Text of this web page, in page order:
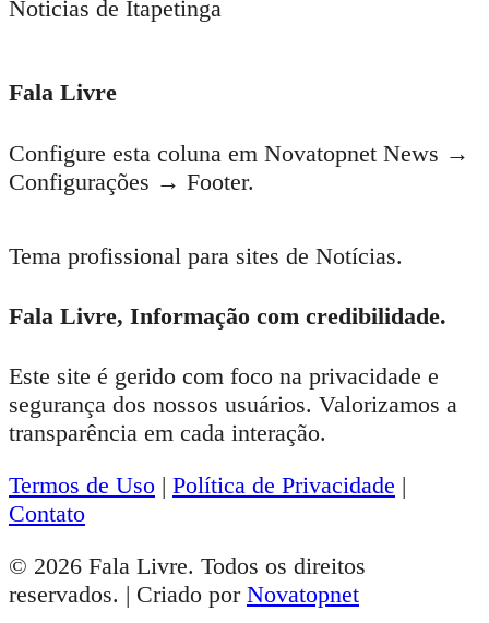
Noticias de Itapetinga
Fala Livre
Configure esta coluna em Novatopnet News →
Configurações → Footer.
Tema profissional para sites de Notícias.
Fala Livre, Informação com credibilidade.
Este site é gerido com foco na privacidade e
segurança dos nossos usuários. Valorizamos a
transparência em cada interação.
Termos de Uso | Política de Privacidade |
Contato
© 2026 Fala Livre. Todos os direitos
reservados. | Criado por Novatopnet